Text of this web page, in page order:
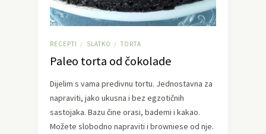
RECEPTI / SLATKO / TORTA
Paleo torta od čokolade
Dijelim s vama predivnu tortu. Jednostavna za
napraviti, jako ukusna i bez egzotičnih
sastojaka. Bazu čine orasi, bademi i kakao.
Možete slobodno napraviti i browniese od nje.